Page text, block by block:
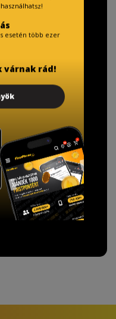
minden tartós
ingyenes
esetén több ezer
várnak rád!